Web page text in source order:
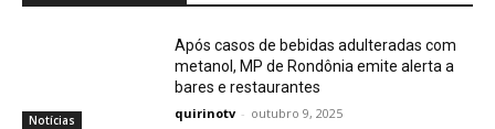
Notícias
Após casos de bebidas adulteradas com
metanol, MP de Rondônia emite alerta a
bares e restaurantes
quirinotv - outubro 9, 2025